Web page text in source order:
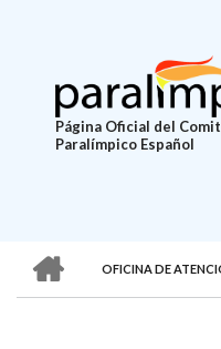
principal
Página Oficial del
Paralímpico Español
OFICINA DE